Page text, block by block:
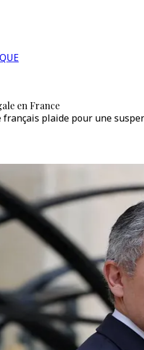
en France
plaide pour une